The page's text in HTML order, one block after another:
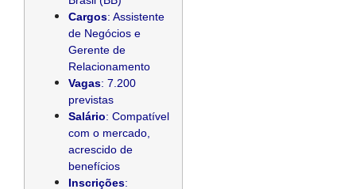
Cargos: Assistente
de Negócios e
Gerente de
Relacionamento
Vagas: 7.200
previstas
Salário: Compatível
com o mercado,
acrescido de
benefícios
Inscrições: